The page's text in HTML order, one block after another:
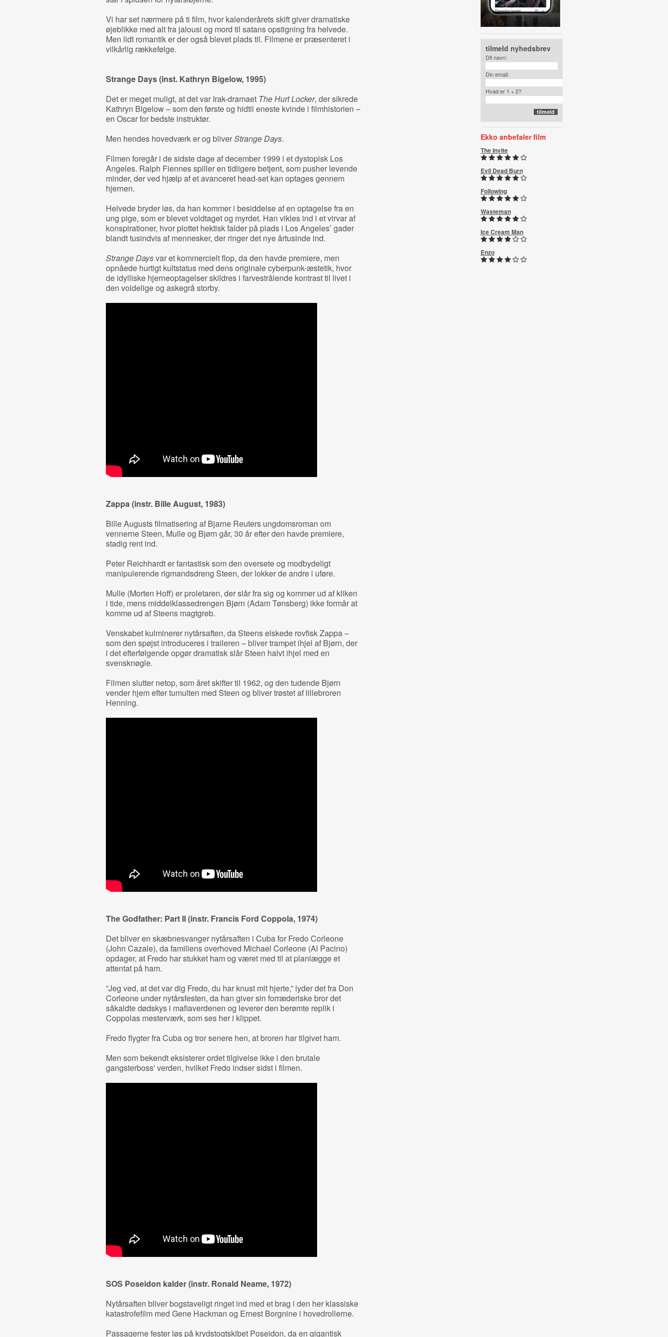
Vi har set nærmere på ti film, hvor kalenderårets skift giver dramatiske
øjeblikke med alt fra jalousi og mord til satans opstigning fra helvede.
Men lidt romantik er der også blevet plads til. Filmene er præsenteret i
vilkårlig rækkefølge.
Strange Days (inst. Kathryn Bigelow, 1995)
Det er meget muligt, at det var Irak-dramaet The Hurt Locker, der sikrede
Kathryn Bigelow – som den første og hidtil eneste kvinde i filmhistorien –
en Oscar for bedste instruktør.
Men hendes hovedværk er og bliverStrange Days.
Filmen foregår i de sidste dage af december 1999 i et dystopisk Los
Angeles. Ralph Fiennes spiller en tidligere betjent, som pusher levende
minder, der ved hjælp af et avanceret head-set kan optages gennem
hjernen.
Helvede bryder løs, da han kommer i besiddelse af en optagelse fra en
ung pige, som er blevet voldtaget og myrdet. Han vikles ind i et virvar af
konspirationer, hvor plottet hektisk falder på plads i Los Angeles’ gader
blandt tusindvis af mennesker, der ringer det nye årtusinde ind.
Strange Daysvar et kommercielt flop, da den havde premiere, men
opnåede hurtigt kultstatus med dens originale cyberpunk-æstetik, hvor
de idylliske hjerneoptagelser skildres i farvestrålende kontrast til livet i
den voldelige og askegrå storby.
Zappa (instr. Bille August, 1983)
Bille Augusts filmatisering af Bjarne Reuters ungdomsroman om
vennerne Steen, Mulle og Bjørn går, 30 år efter den havde premiere,
stadig rent ind.
Peter Reichhardt er fantastisk som den oversete og modbydeligt
manipulerende rigmandsdreng Steen, der lokker de andre i uføre.
Mulle (Morten Hoff) er proletaren, der slår fra sig og kommer ud af kliken
i tide, mens middelklassedrengen Bjørn (Adam Tønsberg) ikke formår at
komme ud af Steens magtgreb.
Venskabet kulminerer nytårsaften, da Steens elskede rovfisk Zappa –
som den spøjst introduceres i traileren – bliver trampet ihjel af Bjørn, der
i det efterfølgende opgør dramatisk slår Steen halvt ihjel med en
svensknøgle.
Filmen slutter netop, som året skifter til 1962, og den tudende Bjørn
vender hjem efter tumulten med Steen og bliver trøstet af lillebroren
Henning.
The Godfather: Part II (instr. Francis Ford Coppola, 1974)
Det bliver en skæbnesvanger nytårsaften i Cuba for Fredo Corleone
(John Cazale), da familiens overhoved Michael Corleone (Al Pacino)
opdager, at Fredo har stukket ham og været med til at planlægge et
attentat på ham.
”Jeg ved, at det var dig Fredo, du har knust mit hjerte,” lyder det fra Don
Corleone under nytårsfesten, da han giver sin forræderiske bror det
såkaldte dødskys i mafiaverdenen og leverer den berømte replik i
Coppolas mesterværk, som ses her i klippet.
Fredo flygter fra Cuba og tror senere hen, at broren har tilgivet ham.
Men som bekendt eksisterer ordet tilgivelse ikke i den brutale
gangsterboss' verden, hvilket Fredo indser sidst i filmen.
SOS Poseidon kalder (instr. Ronald Neame, 1972)
Nytårsaften bliver bogstaveligt ringet ind med et brag i den her klassiske
katastrofefilm med Gene Hackman og Ernest Borgnine i hovedrollerne.
Passagerne fester løs på krydstogtskibet Poseidon, da en gigantisk
tilmeld nyhedsbrev
Dit navn:
Din email:
Hvad er 1 + 2?
Ekko anbefaler film
The Invite
Evil Dead Burn
Following
Wasteman
Ice Cream Man
Enzo